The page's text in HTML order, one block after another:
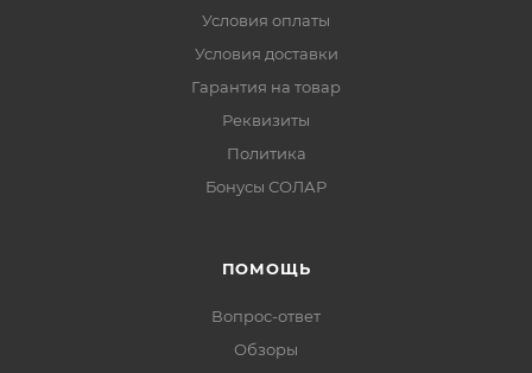
Условия оплаты
Условия доставки
Гарантия на товар
Реквизиты
Политика
Бонусы СОЛАР
ПОМОЩЬ
Вопрос-ответ
Обзоры